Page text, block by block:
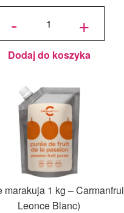
-
Puree
Carmanfruit
(dawniej
Leonce
Blanc)
+
Dodaj do koszyka
marakuja 1 kg –
Leonce Blanc)